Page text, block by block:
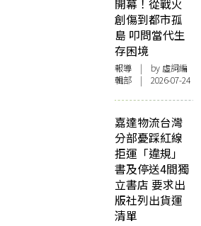
開幕！從戰火
創傷到都市孤
島 叩問當代生
存困境
報導 | by 虛詞編
輯部 | 2026-07-24
嘉達物流台灣
分部憂踩紅線
拒運「違規」
書及停送4間獨
立書店 要求出
版社列出貨運
清單